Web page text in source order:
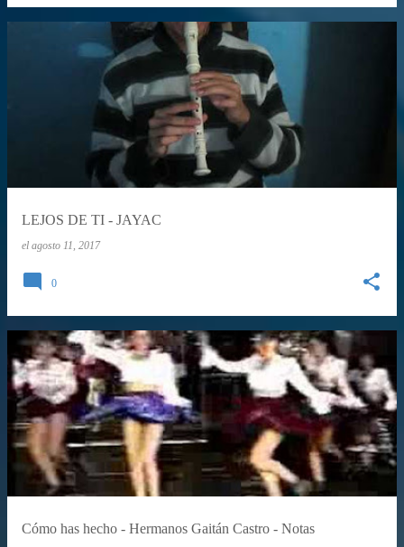
LEJOS DE TI - JAYAC
el agosto 11, 2017
0
Cómo has hecho - Hermanos Gaitán Castro - Notas